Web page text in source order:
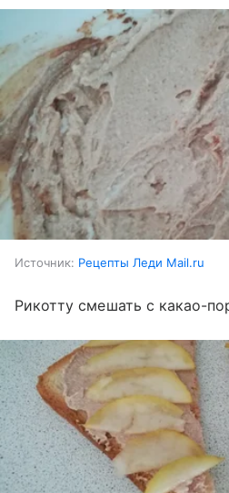
Источник: Рецепты Леди Mail.ru
Рикотту смешать с какао-